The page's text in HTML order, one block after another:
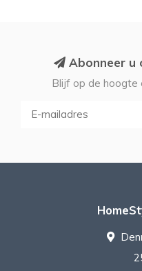
Abonneer u
Blijf op de hoogte